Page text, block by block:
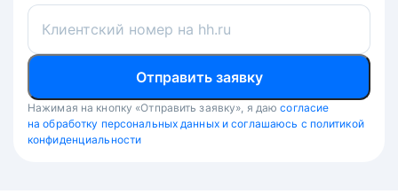
Клиентский номер на hh.ru
Отправить заявку
Нажимая на кнопку «Отправить заявку», я даю согласие
на обработку персональных данных и соглашаюсь с политикой
конфиденциальности